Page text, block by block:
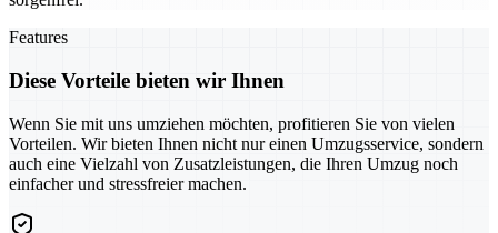
Features
Diese Vorteile bieten wir Ihnen
Wenn Sie mit uns umziehen möchten, profitieren Sie von vielen
Vorteilen. Wir bieten Ihnen nicht nur einen Umzugsservice, sondern
auch eine Vielzahl von Zusatzleistungen, die Ihren Umzug noch
einfacher und stressfreier machen.